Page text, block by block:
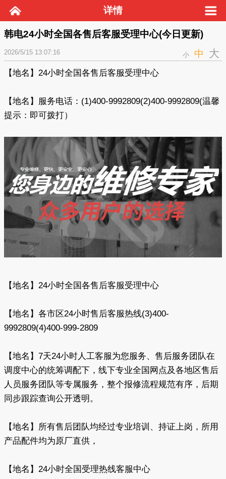
详情
韩电24小时全国各售后客服受理中心(今日更新)
2026/5/15 13:07:16 小 中 大
【地名】24小时全国各售后客服受理中心
【地名】服务电话：(1)400-9992809(2)400-9992809(温馨
提示：即可拨打）
【地名】24小时全国各售后客服受理中心
【地名】各市区24小时售后客服热线(3)400-
9992809(4)400-999-2809
【地名】7天24小时人工客服为您服务、售后服务团队在
调度中心的统筹调配下，线下专业全国网点及各地区售后
人员服务团队等专属服务，整个报修流程规范有序，后期
同步跟踪查询公开透明。
【地名】所有售后团队均经过专业培训、持证上岗，所用
产品配件均为原厂直供，
【地名】24小时全国受理热线客服中心